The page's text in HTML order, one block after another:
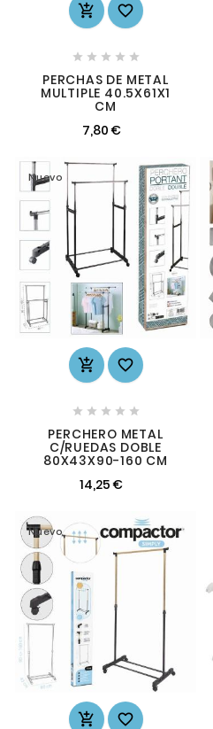
 
    
PERCHAS DE METAL
MULTIPLE 40.5X61X1
CM
7,80 €
Nuevo
 
    
PERCHERO METAL
C/RUEDAS DOBLE
80X43X90-160 CM
14,25 €
Nuevo
 